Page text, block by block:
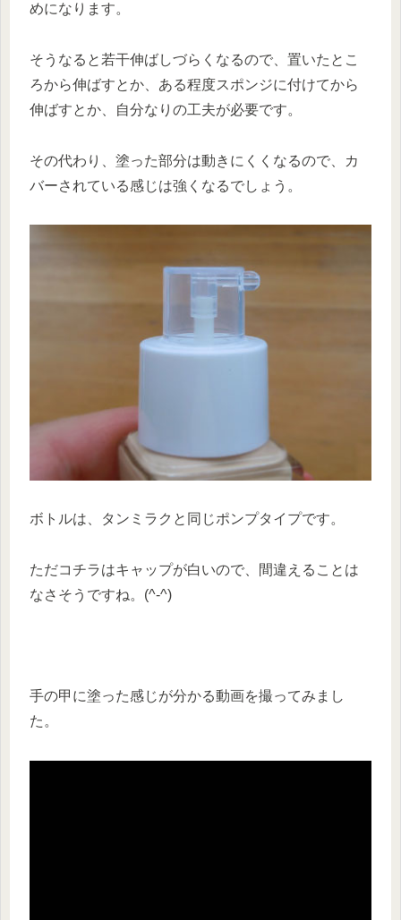
めになります。
そうなると若干伸ばしづらくなるので、置いたとこ
ろから伸ばすとか、ある程度スポンジに付けてから
伸ばすとか、自分なりの工夫が必要です。
その代わり、塗った部分は動きにくくなるので、カ
バーされている感じは強くなるでしょう。
ボトルは、タンミラクと同じポンプタイプです。
ただコチラはキャップが白いので、間違えることは
なさそうですね。(^-^)
手の甲に塗った感じが分かる動画を撮ってみまし
た。